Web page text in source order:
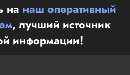
на наш оперативный
, лучший источник
информации!